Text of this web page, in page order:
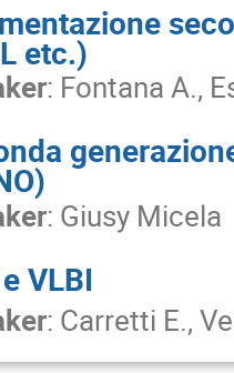
etc.)
: Fontana A.,
: Giusy Micela
VLBI
: Carretti E.,